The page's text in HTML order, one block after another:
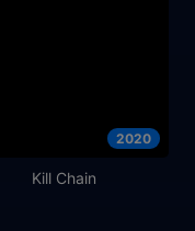
2020
Kill Chain